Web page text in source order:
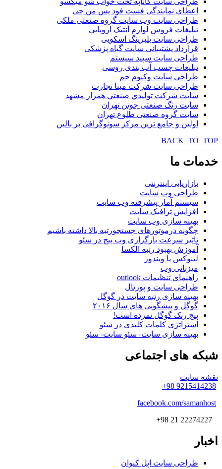
اعطای نمایندگی فست فود پس من چی
طراحی سایت وب سایت گروه صنعتی ملکی
تبلیغات فروش لوازم آنتیک اروپایی
طراحی سایت بلبرینگ اسکویی
قرارداد پشتیبانی سایت گیاه پزشکی
طراحی سایت سپید سیستم
تبلیغات چسب آب بندی روسی
طراحی سایت وکیوم جم
طراحی سایت شرکت مبنا تجارت
سایت شركت توليدي صنعتي همراز مشهد
سایت رنگ صنعتی جوتن تهران
سایت گروه صنعتی طلوع تهران
اولین و جامع ترین مرکز سونوگرافی بر بالین
BACK_TO_TOP
خدمات ما
بازاریابی اینترنتی
طراحی وب سایت
سیستم آمار پیشرفته وب سایت
افزایش ترافیک سایت
بهینه سازی وب سایت
چگونه درموتورهای جستجورتبه بالا داشته باشیم
تاثیر سرعت بارگزاری وب پیج در سئو
آموزش بهبود رتبه الکسا
لینوکس یا ویندوز
میزبانی وب
راهنمای تنظیمات outlook
طراحی سایت و پورتال
بهینه سازی رتبه سایت در گوگل
گوگل و پیشگویی های سال ۲۰۱۶
پیج رنک گوگل نمرده است!
استراتژی کلمات کلیدی در سئو
بهینه سازی سایت- سئو سایت- سئو
شبکه های اجتماعی
نقشه سایت
9215414238 98+
facebook.com/samanhost
اخبار
طراحی سایت اپل کیوان